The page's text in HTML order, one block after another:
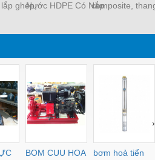
ghép,
- Mới
Nước HDPE Có Nắpcomposite,
nhựa.
BOM CUU HOA
bơm hoả tiển
›